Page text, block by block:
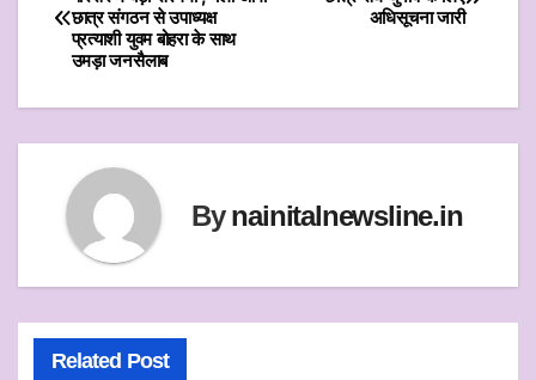
p
p
o
navigation
अधिसूचना जारी
छात्र संगठन से उपाध्यक्ष
प्रत्याशी युवम बोहरा के साथ
उमड़ा जनसैलाब
Bynainitalnewsline.in
Related Post